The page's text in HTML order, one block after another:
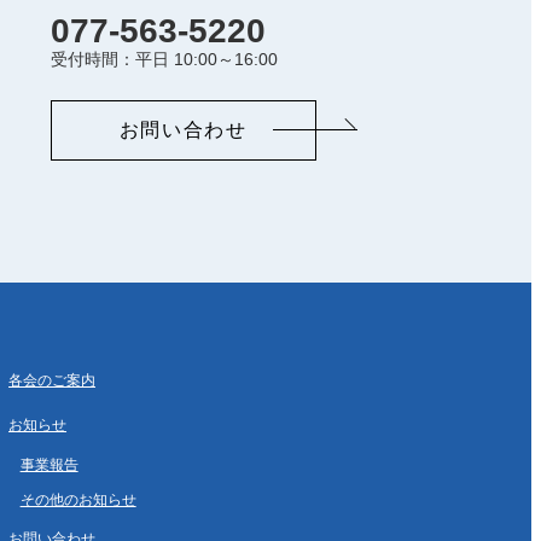
077-563-5220
受付時間：平日 10:00～16:00
お問い合わせ
各会のご案内
お知らせ
事業報告
その他のお知らせ